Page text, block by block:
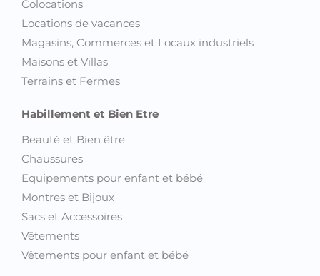
Colocations
Locations de vacances
Magasins, Commerces et Locaux industriels
Maisons et Villas
Terrains et Fermes
Habillement et Bien Etre
Beauté et Bien être
Chaussures
Equipements pour enfant et bébé
Montres et Bijoux
Sacs et Accessoires
Vêtements
Vêtements pour enfant et bébé